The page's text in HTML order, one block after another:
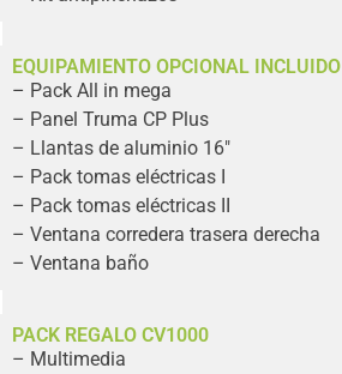
EQUIPAMIENTO OPCIONAL INCLUIDO
– Pack All in mega
– Panel Truma CP Plus
– Llantas de aluminio 16″
– Pack tomas eléctricas I
– Pack tomas eléctricas II
– Ventana corredera trasera derecha
– Ventana baño
PACK REGALO CV1000
– Multimedia